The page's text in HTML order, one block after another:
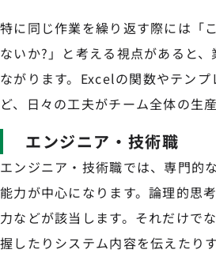
特に同じ作業を繰り返す際には「
ないか?」と考える視点があると
ながります。Excelの関数やテン
ど、日々の工夫がチーム全体の生
エンジニア・技術職
エンジニア・技術職では、専門的
能力が中心になります。論理的思
力などが該当します。それだけで
握したりシステム内容を伝えたり